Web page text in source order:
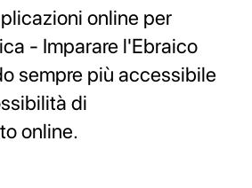
online per
- Imparare l'Ebraico
sempre più accessibile
di
online.